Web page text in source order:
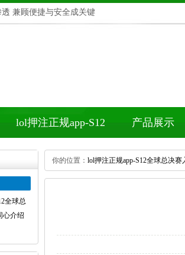
透兼顾便捷与安全成关键
lol押注正规app-S12
全球总决赛入ab82
产品展示
全球总
心介绍
你的位置： lol押注正规app-S12全球总决赛